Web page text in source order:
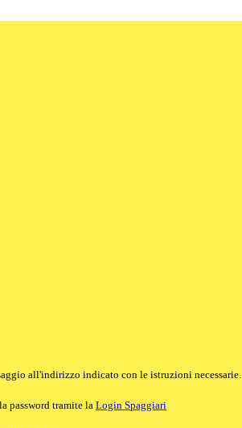
all'indirizzo indicato con le istruzioni necessarie.
password tramite la Login Spaggiari